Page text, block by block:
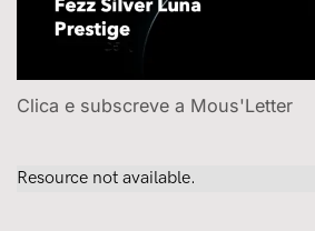
Clica e subscreve a Mous'Letter